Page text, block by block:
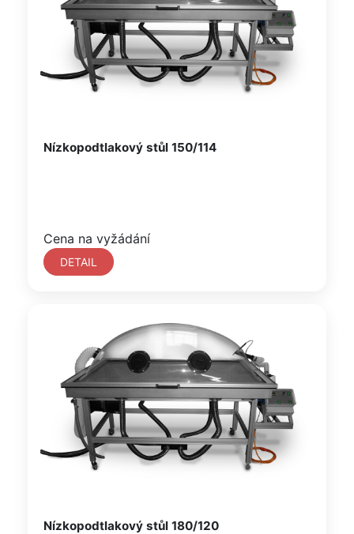
Nízkopodtlakový stůl 150/114
Cena na vyžádání
DETAIL
Nízkopodtlakový stůl 180/120